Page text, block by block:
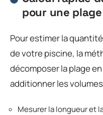
pour une
Pour estimer la
de votre piscine, la
décomposer la plage
additionner les
Mesurer la longueur et